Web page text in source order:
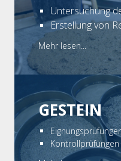
Untersuchung
Erstellung von
Mehr lesen...
GESTEIN
Kontrollprüfungen